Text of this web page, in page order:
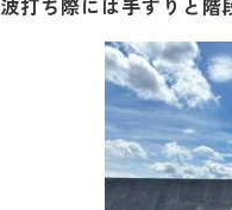
波打ち際には手すりと階